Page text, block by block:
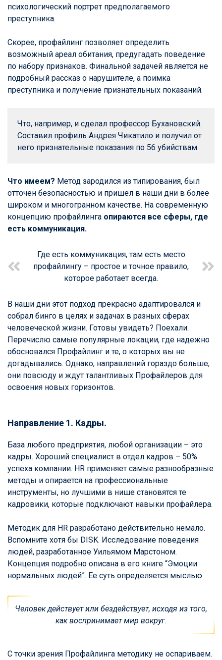
психологический портрет предполагаемого
преступника.
Скорее, профайлинг позволяет определить
возможный ареал обитания, предугадать поведение
по набору признаков. Финальной задачей является не
подробный рассказ о нарушителе, а поимка
преступника и получение признательных показаний.
Что, например, и сделал профессор Бухановский.
Составил профиль Андрея Чикатило и получил от
него признательные показания по 56 убийствам.
Что имеем? Метод зародился из типирования, был
отточен безопасностью и пришел в наши дни в более
широком и многогранном качестве. На современную
концепцию профайлинга опираются все сферы, где
есть коммуникация.
Где есть коммуникация, там есть место
профайлингу – простое и точное правило,
которое работает всегда.
В наши дни этот подход прекрасно адаптировался и
собрал бинго в целях и задачах в разных сферах
человеческой жизни. Готовы увидеть? Поехали.
Перечислю самые популярные локации, где надежно
обосновался Профайлинг и те, о которых вы не
догадывались. Однако, направлений гораздо больше,
они повсюду и ждут талантливых Профайлеров для
освоения новых горизонтов.
Направление 1. Кадры.
База любого предприятия, любой организации – это
кадры. Хороший специалист в отдел кадров – 50%
успеха компании. HR применяет самые разнообразные
методы и опирается на профессиональные
инструменты, но лучшими в нише становятся те
кадровики, которые подключают навыки профайлера.
Методик для HR разработано действительно немало.
Вспомните хотя бы DISK. Исследование поведения
людей, разработанное Уильямом Марстоном.
Концепция подробно описана в его книге “Эмоции
нормальных людей”. Ее суть определяется мыслью:
Человек действует или бездействует, исходя из того,
как воспринимает мир вокруг.
С точки зрения Профайлинга методику не оспариваем.